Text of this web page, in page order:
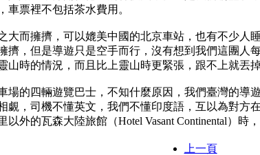
票裡不包括茶水費用。
擁擠，可以媲美中國的北京車站，也有不少人
擠，但是導遊只是空手而行，沒有想到我們這團
時的情況，而且比上靈山時更緊張，跟不上就丟
四輛遊覽巴士，不知什麼原因，我們臺灣的導
覷，司機不懂英文，我們不懂印度語，互以為對
外的瓦森大陸旅館（Hotel Vasant Continental）時
上一頁